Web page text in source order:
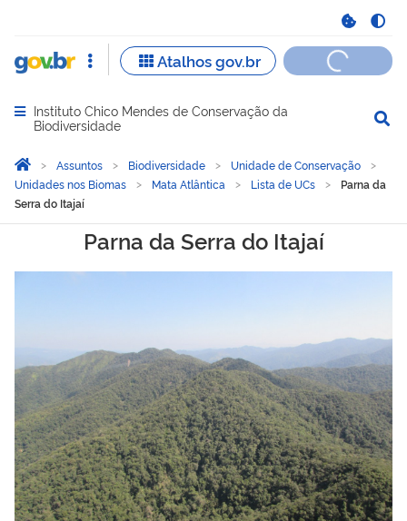
Abrir menu principal de navegação
Instituto Chico Mendes de Conservação da
Biodiversidade
Você está aqui:
Página Inicial
Assuntos Biodiversidade
Unidade de Conservação
Unidades nos Biomas
Mata Atlântica Lista de UCs
Parna da
Serra do Itajaí
Parna da Serra do Itajaí
Parna da Serra do Itajaí